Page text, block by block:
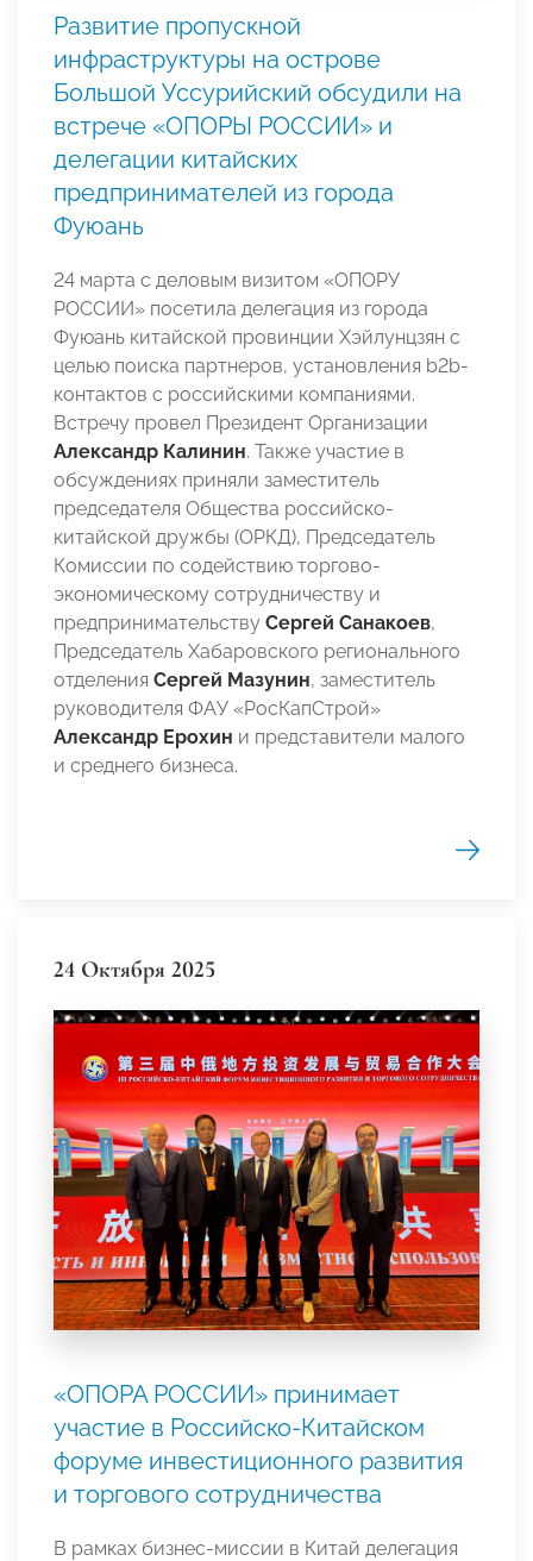
Развитие пропускной
инфраструктуры на острове
Большой Уссурийский обсудили на
встрече «ОПОРЫ РОССИИ» и
делегации китайских
предпринимателей из города
Фуюань
24 марта с деловым визитом «ОПОРУ
РОССИИ» посетила делегация из города
Фуюань китайской провинции Хэйлунцзян с
целью поиска партнеров, установления b2b-
контактов с российскими компаниями.
Встречу провел Президент Организации
Александр Калинин. Также участие в
обсуждениях приняли заместитель
председателя Общества российско-
китайской дружбы (ОРКД), Председатель
Комиссии по содействию торгово-
экономическому сотрудничеству и
предпринимательству Сергей Санакоев,
Председатель Хабаровского регионального
отделения Сергей Мазунин, заместитель
руководителя ФАУ «РосКапСтрой»
Александр Ерохин и представители малого
и среднего бизнеса.
24 Октября 2025
«ОПОРА РОССИИ» принимает
участие в Российско-Китайском
форуме инвестиционного развития
и торгового сотрудничества
В рамках бизнес-миссии в Китай делегация